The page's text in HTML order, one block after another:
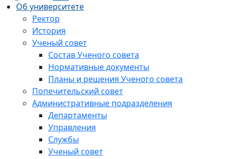
Об университете
Ректор
История
Ученый совет
Состав Ученого совета
Нормативные документы
Планы и решения Ученого совета
Попечительский совет
Административные подразделения
Департаменты
Управления
Службы
Ученый совет